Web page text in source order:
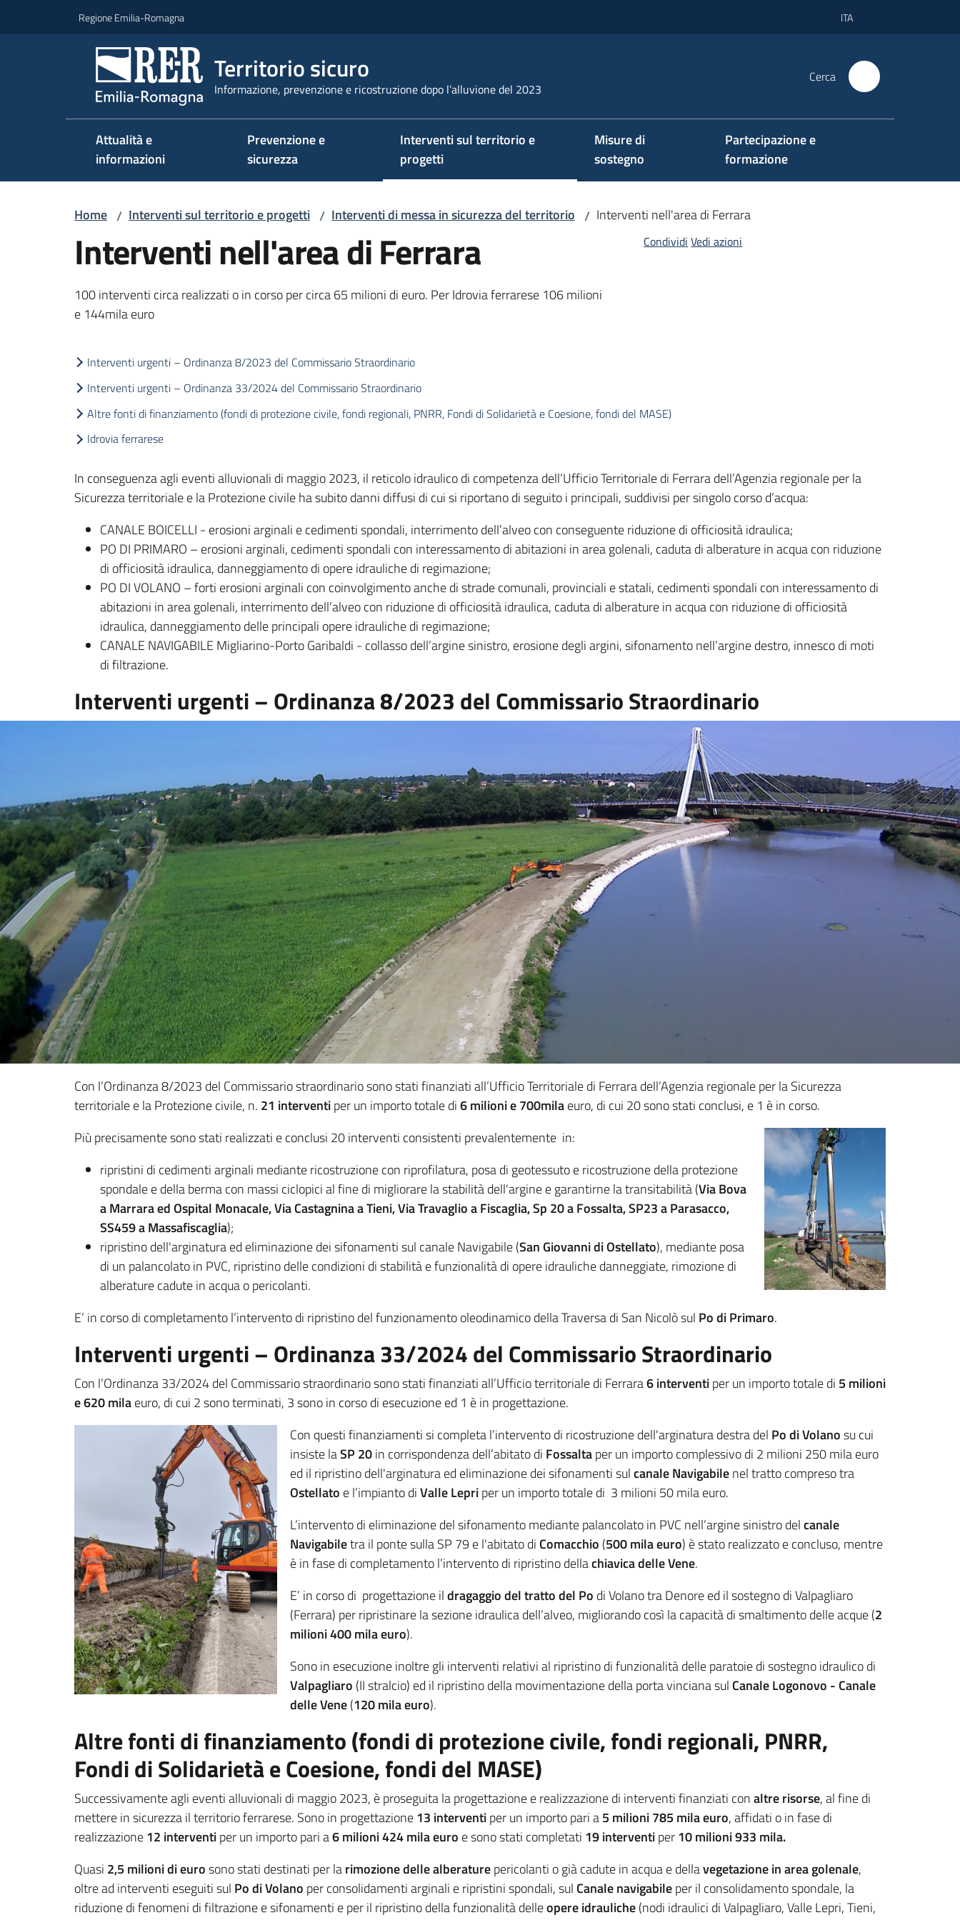
Regione Emilia-Romagna ITA
Territorio sicuro
Informazione, prevenzione e ricostruzione dopo l’alluvione del 2023
Cerca
Attualità e
informazioni
Prevenzione e
sicurezza
Interventi sul territorio e
progetti
Misure di
sostegno
Partecipazione e
formazione
Home / Interventi sul territorio e progetti / Interventi di messa in sicurezza del territorio / Interventi nell'area di Ferrara
Interventi nell'area di Ferrara
100 interventi circa realizzati o in corso per circa 65 milioni di euro. Per Idrovia ferrarese 106 milioni
e 144mila euro
Condividi Vedi azioni
Interventi urgenti – Ordinanza 8/2023 del Commissario Straordinario
Interventi urgenti – Ordinanza 33/2024 del Commissario Straordinario
Altre fonti di finanziamento (fondi di protezione civile, fondi regionali, PNRR, Fondi di Solidarietà e Coesione, fondi del MASE)
Idrovia ferrarese
In conseguenza agli eventi alluvionali di maggio 2023, il reticolo idraulico di competenza dell’Ufficio Territoriale di Ferrara dell’Agenzia regionale per la
Sicurezza territoriale e la Protezione civile ha subito danni diffusi di cui si riportano di seguito i principali, suddivisi per singolo corso d’acqua:
CANALE BOICELLI - erosioni arginali e cedimenti spondali, interrimento dell’alveo con conseguente riduzione di officiosità idraulica;
PO DI PRIMARO – erosioni arginali, cedimenti spondali con interessamento di abitazioni in area golenali, caduta di alberature in acqua con riduzione
di officiosità idraulica, danneggiamento di opere idrauliche di regimazione;
PO DI VOLANO – forti erosioni arginali con coinvolgimento anche di strade comunali, provinciali e statali, cedimenti spondali con interessamento di
abitazioni in area golenali, interrimento dell’alveo con riduzione di officiosità idraulica, caduta di alberature in acqua con riduzione di officiosità
idraulica, danneggiamento delle principali opere idrauliche di regimazione;
CANALE NAVIGABILE Migliarino-Porto Garibaldi - collasso dell’argine sinistro, erosione degli argini, sifonamento nell’argine destro, innesco di moti
di filtrazione.
Interventi urgenti – Ordinanza 8/2023 del Commissario Straordinario
Con l’Ordinanza 8/2023 del Commissario straordinario sono stati finanziati all’Ufficio Territoriale di Ferrara dell’Agenzia regionale per la Sicurezza
territoriale e la Protezione civile, n. 21 interventiper un importo totale di6 milioni e 700milaeuro, di cui 20 sono stati conclusi, e 1 è in corso.
Più precisamente sono stati realizzati e conclusi 20 interventi consistenti prevalentemente in:
ripristini di cedimenti arginali mediante ricostruzione con riprofilatura, posa di geotessuto e ricostruzione della protezione
spondale e della berma con massi ciclopici al fine di migliorare la stabilità dell'argine e garantirne la transitabilità (Via Bova
a Marrara ed Ospital Monacale, Via Castagnina a Tieni, Via Travaglio a Fiscaglia, Sp 20 a Fossalta, SP23 a Parasacco,
SS459 a Massafiscaglia);
ripristino dell'arginatura ed eliminazione dei sifonamenti sul canale Navigabile (San Giovanni di Ostellato), mediante posa
di un palancolato in PVC, ripristino delle condizioni di stabilità e funzionalità di opere idrauliche danneggiate, rimozione di
alberature cadute in acqua o pericolanti.
E’ in corso di completamento l’intervento di ripristino del funzionamento oleodinamico della Traversa di San Nicolò sul Po di Primaro.
Interventi urgenti – Ordinanza 33/2024 del Commissario Straordinario
Con l’Ordinanza 33/2024 del Commissario straordinario sono stati finanziati all’Ufficio territoriale di Ferrara6 interventiper un importo totale di 5 milioni
e 620 milaeuro, di cui 2 sono terminati, 3 sono in corso di esecuzione ed 1 è in progettazione.
Con questi finanziamenti si completa l’intervento di ricostruzione dell'arginatura destra del Po di Volanosu cui
insiste laSP 20in corrispondenza dell’abitato di Fossaltaper un importo complessivo di 2 milioni 250 mila euro
ed il ripristino dell'arginatura ed eliminazione dei sifonamenti sulcanale Navigabilenel tratto compreso tra
Ostellato e l’impianto diValle Lepriper un importo totale di 3 milioni 50 mila euro.
L’intervento di eliminazione del sifonamento mediante palancolato in PVC nell’argine sinistro delcanale
Navigabiletra il ponte sulla SP 79 e l'abitato di Comacchio (500 mila euro) è stato realizzato e concluso, mentre
è in fase di completamento l’intervento di ripristino dellachiavica delle Vene.
E’ in corso di progettazione ildragaggio del tratto del Po di Volano tra Denore ed il sostegno di Valpagliaro
(Ferrara) per ripristinare la sezione idraulica dell’alveo, migliorando così la capacità di smaltimento delle acque (2
milioni 400 mila euro).
Sono in esecuzione inoltre gli interventi relativi al ripristino di funzionalità delle paratoie di sostegno idraulico di
Valpagliaro (II stralcio) ed il ripristino della movimentazione della porta vinciana sul Canale Logonovo - Canale
delle Vene(120 mila euro).
Altre fonti di finanziamento (fondi di protezione civile, fondi regionali, PNRR,
Fondi di Solidarietà e Coesione, fondi del MASE)
Successivamente agli eventi alluvionali di maggio 2023, è proseguita la progettazione e realizzazione di interventi finanziati conaltre risorse, al fine di
mettere in sicurezza il territorio ferrarese. Sono in progettazione13 interventiper un importo pari a5 milioni 785 mila euro, affidati o in fase di
realizzazione12 interventiper un importo pari a6 milioni 424 mila euro e sono stati completati 19 interventiper10 milioni 933 mila.
Quasi 2,5 milioni di eurosono stati destinati per larimozione delle alberaturepericolanti o già cadute in acqua e dellavegetazione in area golenale,
oltre ad interventi eseguiti sul Po di Volano per consolidamenti arginali e ripristini spondali, sul Canale navigabileper il consolidamento spondale, la
riduzione di fenomeni di filtrazione e sifonamenti e per il ripristino della funzionalità delleopere idrauliche(nodi idraulici di Valpagliaro, Valle Lepri, Tieni,